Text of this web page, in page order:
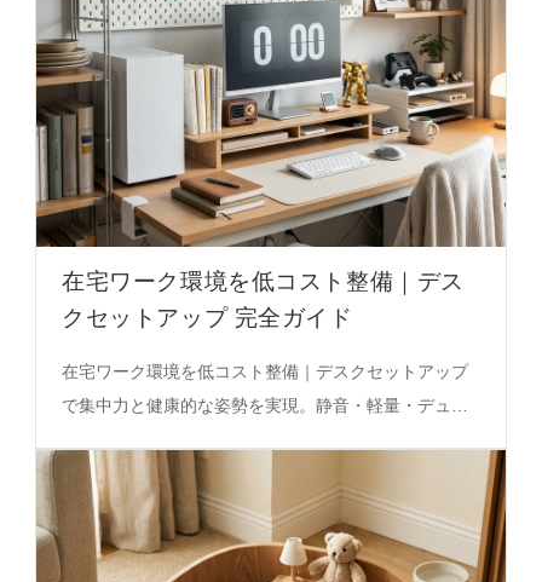
在宅ワーク環境を低コスト整備｜デス
クセットアップ 完全ガイド
在宅ワーク環境を低コスト整備｜デスクセットアップ
で集中力と健康的な姿勢を実現。静音・軽量・デュア